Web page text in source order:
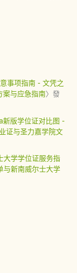
事项指南 - 文凭之
案与应急指南〉發
版学位证对比图 -
证与圣力嘉学院文
大学学位证服务指
与新南威尔士大学